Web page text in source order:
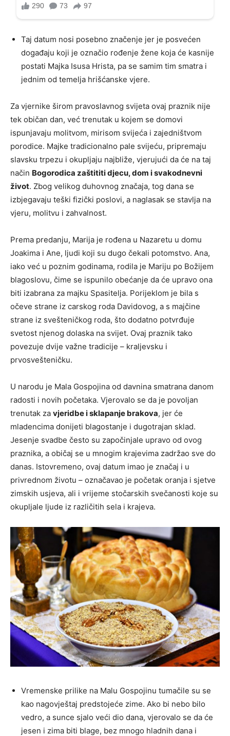
Taj datum nosi posebno značenje jer je posvećen
događaju koji je označio rođenje žene koja će kasnije
postati Majka Isusa Hrista, pa se samim tim smatra i
jednim od temelja hrišćanske vjere.
Za vjernike širom pravoslavnog svijeta ovaj praznik nije
tek običan dan, već trenutak u kojem se domovi
ispunjavaju molitvom, mirisom svijeća i zajedništvom
porodice. Majke tradicionalno pale svijeću, pripremaju
slavsku trpezu i okupljaju najbliže, vjerujući da će na taj
način Bogorodica zaštititi djecu, dom i svakodnevni
život. Zbog velikog duhovnog značaja, tog dana se
izbjegavaju teški fizički poslovi, a naglasak se stavlja na
vjeru, molitvu i zahvalnost.
Prema predanju, Marija je rođena u Nazaretu u domu
Joakima i Ane, ljudi koji su dugo čekali potomstvo. Ana,
iako već u poznim godinama, rodila je Mariju po Božijem
blagoslovu, čime se ispunilo obećanje da će upravo ona
biti izabrana za majku Spasitelja. Porijeklom je bila s
očeve strane iz carskog roda Davidovog, a s majčine
strane iz svešteničkog roda, što dodatno potvrđuje
svetost njenog dolaska na svijet. Ovaj praznik tako
povezuje dvije važne tradicije – kraljevsku i
prvosvešteničku.
U narodu je Mala Gospojina od davnina smatrana danom
radosti i novih početaka. Vjerovalo se da je povoljan
trenutak za vjeridbe i sklapanje brakova, jer će
mladencima donijeti blagostanje i dugotrajan sklad.
Jesenje svadbe često su započinjale upravo od ovog
praznika, a običaj se u mnogim krajevima zadržao sve do
danas. Istovremeno, ovaj datum imao je značaj i u
privrednom životu – označavao je početak oranja i sjetve
zimskih usjeva, ali i vrijeme stočarskih svečanosti koje su
okupljale ljude iz različitih sela i krajeva.
Vremenske prilike na Malu Gospojinu tumačile su se
kao nagovještaj predstojeće zime. Ako bi nebo bilo
vedro, a sunce sjalo veći dio dana, vjerovalo se da će
jesen i zima biti blage, bez mnogo hladnih dana i